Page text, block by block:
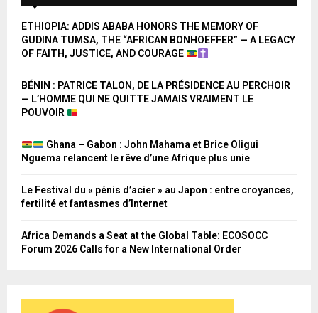
ETHIOPIA: ADDIS ABABA HONORS THE MEMORY OF
GUDINA TUMSA, THE “AFRICAN BONHOEFFER” — A LEGACY
OF FAITH, JUSTICE, AND COURAGE
BÉNIN : PATRICE TALON, DE LA PRÉSIDENCE AU PERCHOIR
— L’HOMME QUI NE QUITTE JAMAIS VRAIMENT LE
POUVOIR
Ghana – Gabon : John Mahama et Brice Oligui
Nguema relancent le rêve d’une Afrique plus unie
Le Festival du « pénis d’acier » au Japon : entre croyances,
fertilité et fantasmes d’Internet
Africa Demands a Seat at the Global Table: ECOSOCC
Forum 2026 Calls for a New International Order